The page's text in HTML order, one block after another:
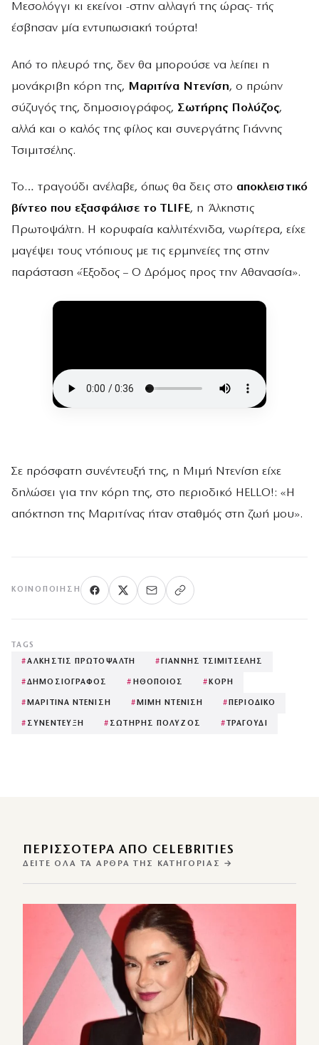
Μεσολόγγι κι εκείνοι -στην αλλαγή της ώρας- τής
έσβησαν μία εντυπωσιακή τούρτα!
Από το πλευρό της, δεν θα μπορούσε να λείπει η
μονάκριβη κόρη της, Μαριτίνα Ντενίση, ο πρώην
σύζυγός της, δημοσιογράφος, Σωτήρης Πολύζος,
αλλά και ο καλός της φίλος και συνεργάτης Γιάννης
Τσιμιτσέλης.
Το… τραγούδι ανέλαβε, όπως θα δεις στο αποκλειστικό
βίντεο που εξασφάλισε το TLIFE, η Άλκηστις
Πρωτοψάλτη. Η κορυφαία καλλιτέχνιδα, νωρίτερα, είχε
μαγέψει τους ντόπιους με τις ερμηνείες της στην
παράσταση «Έξοδος – Ο Δρόμος προς την Αθανασία».
Σε πρόσφατη συνέντευξή της, η Μιμή Ντενίση είχε
δηλώσει για την κόρη της, στο περιοδικό HELLO!: «Η
απόκτηση της Μαριτίνας ήταν σταθμός στη ζωή μου».
ΚΟΙΝΟΠΟΊΗΣΗ
TAGS
#ΑΛΚΗΣΤΙΣ ΠΡΩΤΟΨΑΛΤΗ # ΓΙΑΝΝΗΣ ΤΣΙΜΙΤΣΕΛΗΣ
#ΔΗΜΟΣΙΟΓΡΑΦΟΣ # ΗΘΟΠΟΙΟΣ # ΚΟΡΗ
# ΜΑΡΙΤΙΝΑ ΝΤΕΝΙΣΗ # ΜΙΜΗ ΝΤΕΝΙΣΗ # ΠΕΡΙΟΔΙΚΟ
# ΣΥΝΕΝΤΕΥΞΗ # ΣΩΤΗΡΗΣ ΠΟΛΥΖΟΣ # ΤΡΑΓΟΥΔΙ
ΠΕΡΙΣΣΌΤΕΡΑ ΑΠΌ CELEBRITIES
ΔΕΊΤΕ ΌΛΑ ΤΑ ΆΡΘΡΑ ΤΗΣ ΚΑΤΗΓΟΡΊΑΣ →